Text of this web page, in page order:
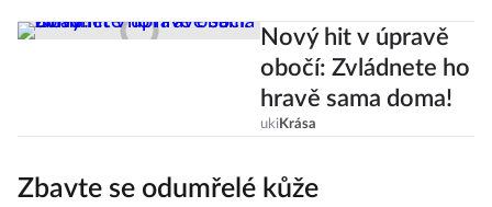
Nový hit v úpravě
obočí: Zvládnete ho
hravě sama doma!
uki Krása
Zbavte se odumřelé kůže